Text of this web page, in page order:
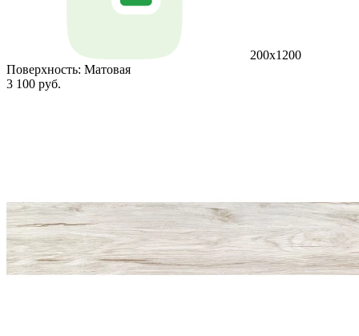
200x1200
Поверхность: Матовая
3 100 руб.